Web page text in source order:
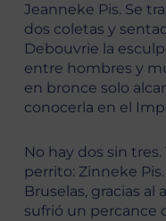
Jeanneke Pis. Se
dos coletas y
Debouvrie la
entre hombres y
en bronce solo
conocerla en el
No hay dos sin
perrito: Zinneke
Bruselas, gracias al
sufrió un percance